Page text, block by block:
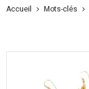
Accueil Mots-clés